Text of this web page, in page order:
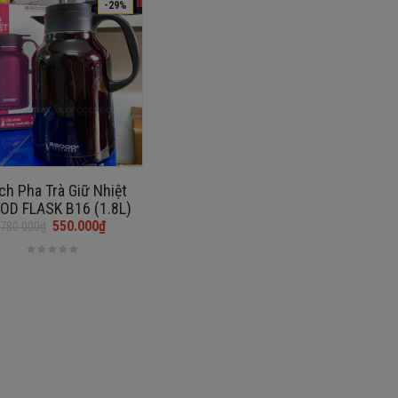
-29%
Pha Trà Giữ Nhiệt
FLASK B16 (1.8L)
780.000₫ 550.000₫